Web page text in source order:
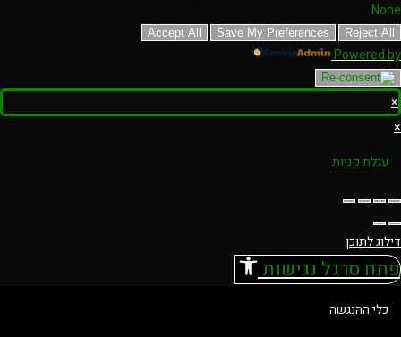
None
Reject All
Save My Preferences
Accept All
Powered by
×
×
עגלת קניות
דילוג לתוכן
פתח סרגל נגישות
כלי ההנגשה